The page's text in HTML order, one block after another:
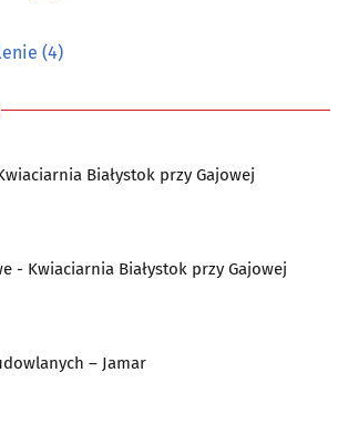
(9)
(4)
Białystok przy Gajowej
- Kwiaciarnia Białystok przy Gajowej
– Jamar